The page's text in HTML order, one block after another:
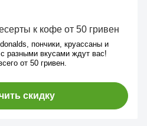
к кофе от 50 гривен
пончики, круассаны и
разными вкусами ждут вас!
от 50 гривен.
скидку